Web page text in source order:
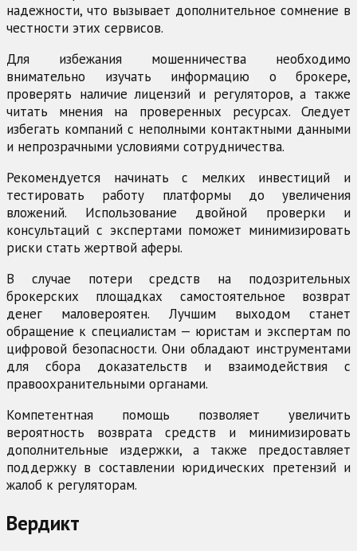
надежности, что вызывает дополнительное сомнение в
честности этих сервисов.
Для избежания мошенничества необходимо
внимательно изучать информацию о брокере,
проверять наличие лицензий и регуляторов, а также
читать мнения на проверенных ресурсах. Следует
избегать компаний с неполными контактными данными
и непрозрачными условиями сотрудничества.
Рекомендуется начинать с мелких инвестиций и
тестировать работу платформы до увеличения
вложений. Использование двойной проверки и
консультаций с экспертами поможет минимизировать
риски стать жертвой аферы.
В случае потери средств на подозрительных
брокерских площадках самостоятельное возврат
денег маловероятен. Лучшим выходом станет
обращение к специалистам — юристам и экспертам по
цифровой безопасности. Они обладают инструментами
для сбора доказательств и взаимодействия с
правоохранительными органами.
Компетентная помощь позволяет увеличить
вероятность возврата средств и минимизировать
дополнительные издержки, а также предоставляет
поддержку в составлении юридических претензий и
жалоб к регуляторам.
Вердикт